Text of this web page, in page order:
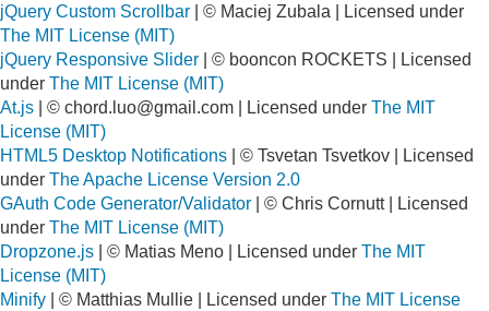
jQuery Custom Scrollbar | © Maciej Zubala | Licensed under
The MIT License (MIT)
jQuery Responsive Slider | © booncon ROCKETS | Licensed
under The MIT License (MIT)
At.js | © chord.luo@gmail.com | Licensed under The MIT
License (MIT)
HTML5 Desktop Notifications | © Tsvetan Tsvetkov | Licensed
under The Apache License Version 2.0
GAuth Code Generator/Validator | © Chris Cornutt | Licensed
under The MIT License (MIT)
Dropzone.js | © Matias Meno | Licensed under The MIT
License (MIT)
Minify | © Matthias Mullie | Licensed under The MIT License